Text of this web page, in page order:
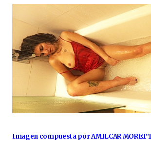
Imagen compuesta por AMILCAR